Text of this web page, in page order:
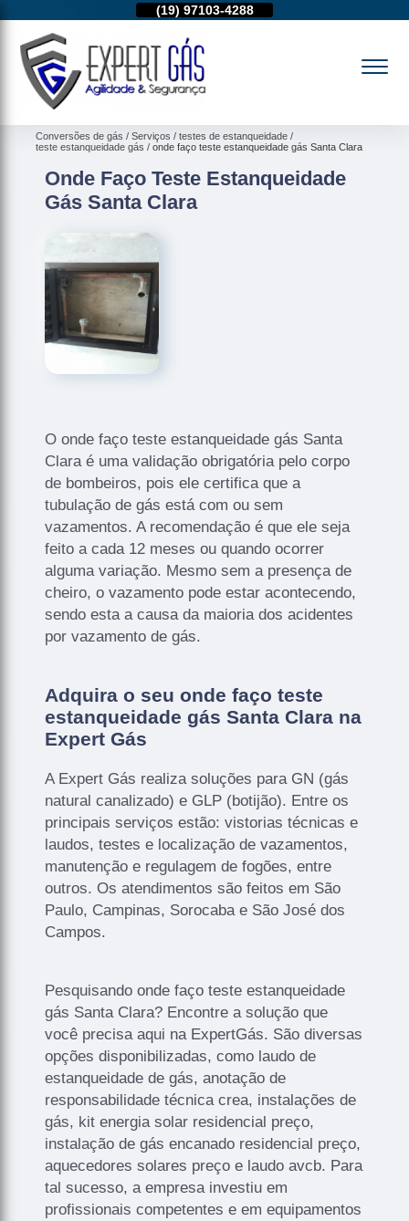
(19) 97103-4288
Conversões de gás Serviços
testes de estanqueidade
teste estanqueidade gás
onde faço teste estanqueidade gás Santa Clara
Onde Faço Teste Estanqueidade
Gás Santa Clara
O onde faço teste estanqueidade gás Santa
Clara é uma validação obrigatória pelo corpo
de bombeiros, pois ele certifica que a
tubulação de gás está com ou sem
vazamentos. A recomendação é que ele seja
feito a cada 12 meses ou quando ocorrer
alguma variação. Mesmo sem a presença de
cheiro, o vazamento pode estar acontecendo,
sendo esta a causa da maioria dos acidentes
por vazamento de gás.
Adquira o seu onde faço teste
estanqueidade gás Santa Clara na
Expert Gás
A Expert Gás realiza soluções para GN (gás
natural canalizado) e GLP (botijão). Entre os
principais serviços estão: vistorias técnicas e
laudos, testes e localização de vazamentos,
manutenção e regulagem de fogões, entre
outros. Os atendimentos são feitos em São
Paulo, Campinas, Sorocaba e São José dos
Campos.
Pesquisando onde faço teste estanqueidade
gás Santa Clara? Encontre a solução que
você precisa aqui na ExpertGás. São diversas
opções disponibilizadas, como laudo de
estanqueidade de gás, anotação de
responsabilidade técnica crea, instalações de
gás, kit energia solar residencial preço,
instalação de gás encanado residencial preço,
aquecedores solares preço e laudo avcb. Para
tal sucesso, a empresa investiu em
profissionais competentes e em equipamentos